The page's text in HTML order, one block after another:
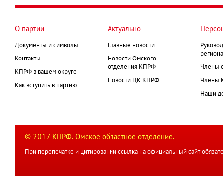
О партии
Документы и символы
Контакты
КПРФ в вашем округе
Как вступить в партию
Актуально
Главные новости
Новости Омского
отделения КПРФ
Новости ЦК КПРФ
Члены
Члены
Наши
© 2017 КПРФ. Омское областное отделение.
При перепечатке и цитировании ссылка на официальный сайт